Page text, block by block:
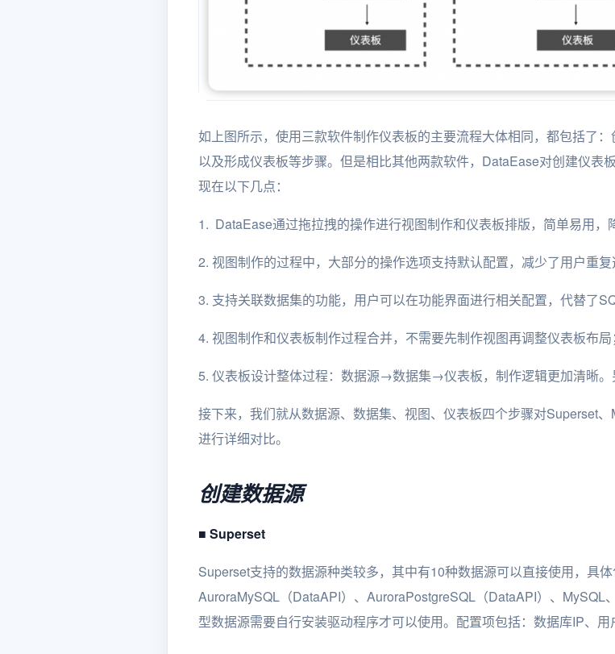
如上图所示，使用三款软件制作仪表板的主要流程大体相同，都包括了
以及形成仪表板等步骤。但是相比其他两款软件，DataEase对创建仪表
现在以下几点：
1. DataEase通过拖拉拽的操作进行视图制作和仪表板排版，简单易用，
2. 视图制作的过程中，大部分的操作选项支持默认配置，减少了用户重复
3. 支持关联数据集的功能，用户可以在功能界面进行相关配置，代替了
4. 视图制作和仪表板制作过程合并，不需要先制作视图再调整仪表板布局
5. 仪表板设计整体过程：数据源→数据集→仪表板，制作逻辑更加清晰。
接下来，我们就从数据源、数据集、视图、仪表板四个步骤对Superset
进行详细对比。
创建数据源
■ Superset
Superset支持的数据源种类较多，其中有10种数据源可以直接使用，具
AuroraMySQL（DataAPI）、AuroraPostgreSQL（DataAPI）、MySQL
型数据源需要自行安装驱动程序才可以使用。配置项包括：数据库IP、